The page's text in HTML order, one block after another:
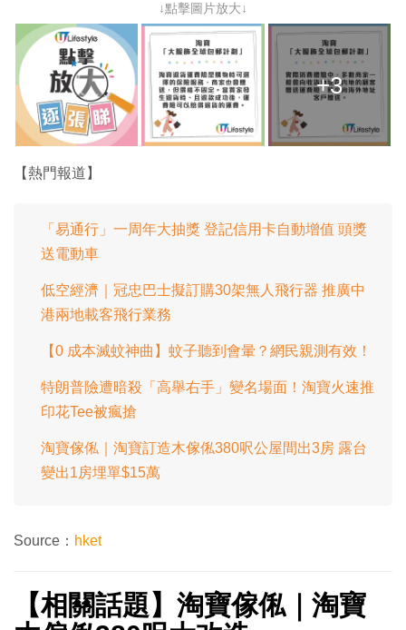
↓點擊圖片放大↓
+3
【熱門報道】
「易通行」一周年大抽獎 登記信用卡自動增值 頭獎
送電動車
低空經濟｜冠忠巴士擬訂購30架無人飛行器 推廣中
港兩地載客飛行業務
【0 成本滅蚊神曲】蚊子聽到會暈？網民親測有效！
特朗普險遭暗殺「高舉右手」變名場面！淘寶火速推
印花Tee被瘋搶
淘寶傢俬｜淘寶訂造木傢俬380呎公屋間出3房 露台
變出1房埋單$15萬
Source： hket
【相關話題】淘寶傢俬｜淘寶